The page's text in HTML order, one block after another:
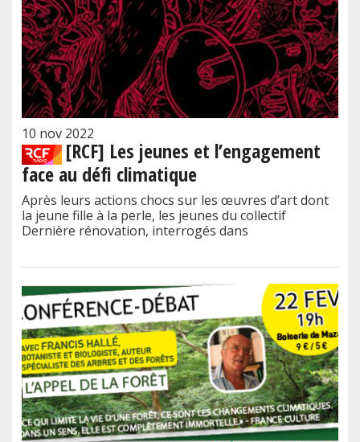
10 nov 2022
[RCF] Les jeunes et l’engagement
face au défi climatique
Après leurs actions chocs sur les œuvres d’art dont
la jeune fille à la perle, les jeunes du collectif
Dernière rénovation, interrogés dans